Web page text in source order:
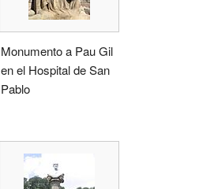
Monumento a Pau Gil
en el Hospital de San
Pablo